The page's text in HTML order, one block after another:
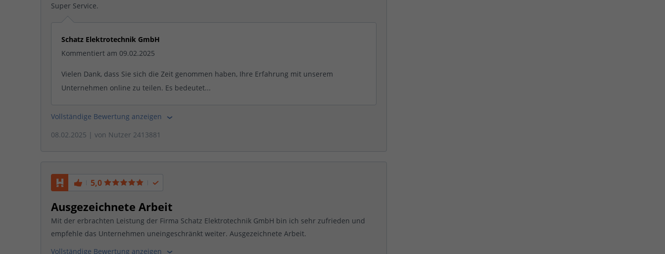
Super Service.
Schatz Elektrotechnik GmbH
Kommentiert am 09.02.2025
Vielen Dank, dass Sie sich die Zeit genommen haben, Ihre Erfahrung mit unserem
Unternehmen online zu teilen. Es bedeutet...
Vollständige Bewertung anzeigen
08.02.2025 | von Nutzer 2413881
5,0
Ausgezeichnete Arbeit
Mit der erbrachten Leistung der Firma Schatz Elektrotechnik GmbH bin ich sehr zufrieden und
empfehle das Unternehmen uneingeschränkt weiter. Ausgezeichnete Arbeit.
Vollständige Bewertung anzeigen